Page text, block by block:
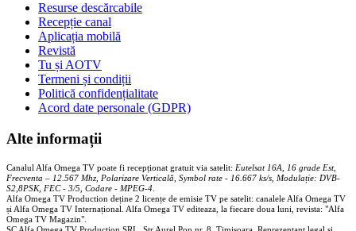
Resurse descărcabile
Recepție canal
Aplicația mobilă
Revistă
Tu și AOTV
Termeni și condiții
Politică confidențialitate
Acord date personale (GDPR)
Alte informații
Canalul Alfa Omega TV poate fi recepționat gratuit via satelit: Eutelsat 16A, 16 grade Est,
Frecventa – 12.567 Mhz, Polarizare Verticală, Symbol rate - 16.667 ks/s, Modulație: DVB-
S2,8PSK, FEC - 3/5, Codare - MPEG-4
Alfa Omega TV Production deține 2 licențe de emisie TV pe satelit: canalele Alfa Omega TV
și Alfa Omega TV Internațional. Alfa Omega TV editeaza, la fiecare doua luni, revista: "Alfa
Omega TV Magazin".